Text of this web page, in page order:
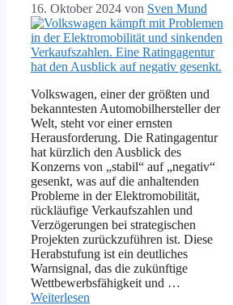
16. Oktober 2024 von Sven Mund
Volkswagen, einer der größten und
bekanntesten Automobilhersteller der
Welt, steht vor einer ernsten
Herausforderung. Die Ratingagentur
hat kürzlich den Ausblick des
Konzerns von „stabil“ auf „negativ“
gesenkt, was auf die anhaltenden
Probleme in der Elektromobilität,
rückläufige Verkaufszahlen und
Verzögerungen bei strategischen
Projekten zurückzuführen ist. Diese
Herabstufung ist ein deutliches
Warnsignal, das die zukünftige
Wettbewerbsfähigkeit und …
Weiterlesen